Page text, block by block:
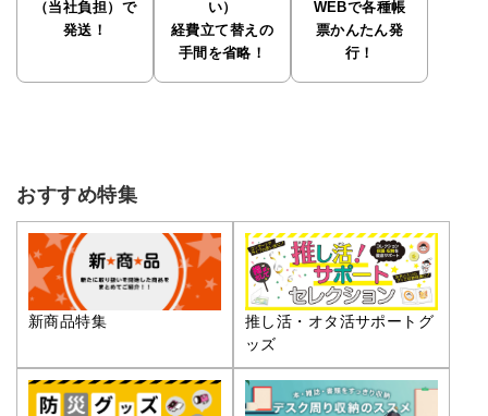
（当社負担）で
発送！
い）
経費立て替えの
手間を省略！
WEBで各種帳
票かんたん発
行！
おすすめ特集
新商品特集
推し活・オタ活サポートグ
ッズ